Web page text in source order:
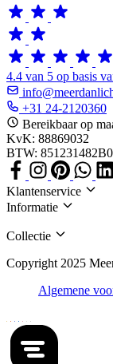
4.4 van 5 op basis
+31 24-2120360
Bereikbaar op
KvK: 88869032
BTW:
Klantenservice
Informatie
Collectie
Copyright 2025
Algemene